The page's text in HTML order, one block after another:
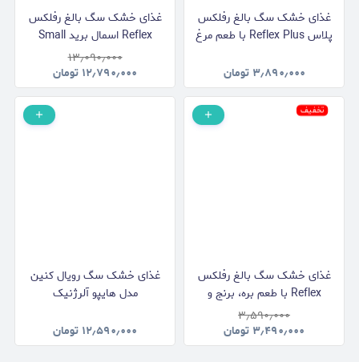
غذای خشک سگ بالغ رفلکس
پلاس Reflex Plus با طعم مرغ
۳٫۸۹۰٫۰۰۰ تومان
غذای خشک سگ بالغ رفلکس
Reflex اسمال برید Small
Breed با طعم مرغ و برنج وزن
15 کیلوگرم
۱۳٫۰۹۰٫۰۰۰
۱۲٫۷۹۰٫۰۰۰ تومان
تخفیف
غذای خشک سگ بالغ رفلکس
Reflex با طعم بره، برنج و
سبزیجات وزن 3 کیلوگرم
۳٫۵۹۰٫۰۰۰
۳٫۴۹۰٫۰۰۰ تومان
غذای خشک سگ رویال کنین
مدل هایپو آلرژنیک
کیلوگرم
۱۲٫۵۹۰٫۰۰۰ تومان